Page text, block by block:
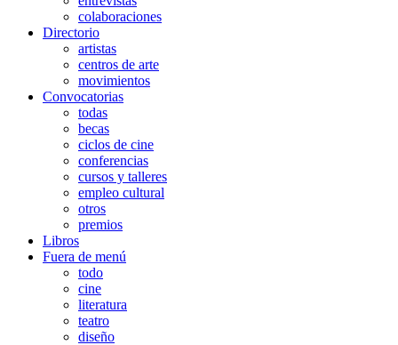
colaboraciones
Directorio
artistas
centros de arte
movimientos
Convocatorias
todas
becas
ciclos de cine
conferencias
cursos y talleres
empleo cultural
otros
premios
Libros
Fuera de menú
todo
cine
literatura
teatro
diseño